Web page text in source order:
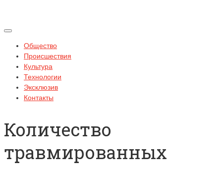
Общество
Происшествия
Культура
Технологии
Эксклюзив
Контакты
Количество
травмированных